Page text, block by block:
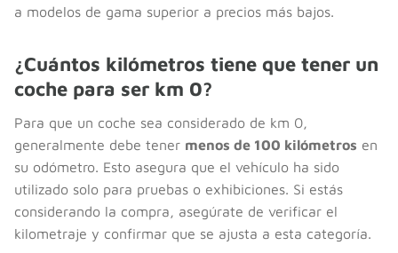
a modelos de gama superior a precios más bajos.
¿Cuántos kilómetros tiene que tener un
coche para ser km 0?
Para que un coche sea considerado de km 0,
generalmente debe tener menos de 100 kilómetros en
su odómetro. Esto asegura que el vehículo ha sido
utilizado solo para pruebas o exhibiciones. Si estás
considerando la compra, asegúrate de verificar el
kilometraje y confirmar que se ajusta a esta categoría.